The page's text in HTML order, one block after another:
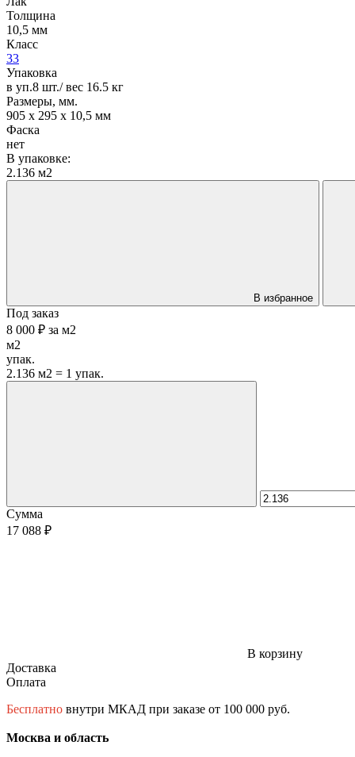
Толщина
10,5 мм
Класс
33
Упаковка
в уп.8 шт./ вес 16.5 кг
Размеры, мм.
905 х 295 х 10,5 мм
Фаска
нет
В упаковке:
2.136 м2
В избранное
Под заказ
8 000 ₽ за м2
м2
упак.
2.136 м2 = 1 упак.
Сумма
17 088 ₽
В корзину
Доставка
Оплата
Бесплатно внутри МКАД при заказе от 100 000 руб.
Москва и область